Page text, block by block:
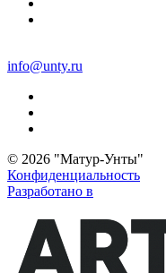
info@unty.ru
© 2026 "Матур-Унты"
Конфиденциальность
Разработано в